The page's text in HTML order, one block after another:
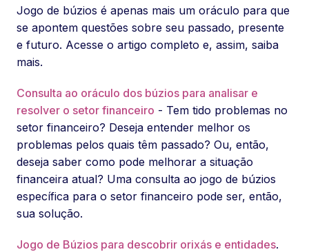
Jogo de búzios é apenas mais um oráculo para que
se apontem questões sobre seu passado, presente
e futuro. Acesse o artigo completo e, assim, saiba
mais.
Consulta ao oráculo dos búzios para analisar e
resolver o setor financeiro - Tem tido problemas no
setor financeiro? Deseja entender melhor os
problemas pelos quais têm passado? Ou, então,
deseja saber como pode melhorar a situação
financeira atual? Uma consulta ao jogo de búzios
específica para o setor financeiro pode ser, então,
sua solução.
Jogo de Búzios para descobrir orixás e entidades.